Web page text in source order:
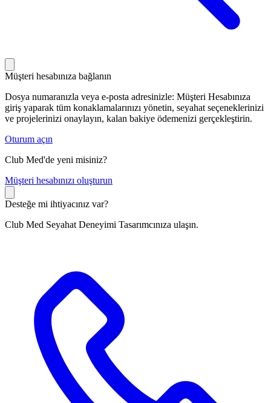
Müşteri hesabınıza bağlanın
Dosya numaranızla veya e-posta adresinizle: Müşteri Hesabınıza
giriş yaparak tüm konaklamalarınızı yönetin, seyahat seçeneklerinizi
ve projelerinizi onaylayın, kalan bakiye ödemenizi gerçekleştirin.
Oturum açın
Club Med'de yeni misiniz?
Müşteri hesabınızı oluşturun
Desteğe mi ihtiyacınız var?
Club Med Seyahat Deneyimi Tasarımcınıza ulaşın.